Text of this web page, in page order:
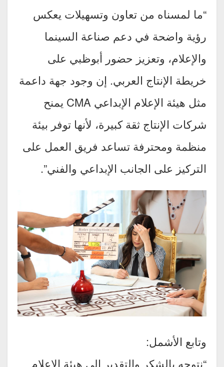
“ما لمسناه من تعاون وتسهيلات يعكس
رؤية واضحة في دعم صناعة السينما
والإعلام، وتعزيز حضور أبوظبي على
خريطة الإنتاج العربي. إن وجود جهة داعمة
مثل هيئة الإعلام الإبداعي CMA يمنح
شركات الإنتاج ثقة كبيرة، لأنها توفر بيئة
منظمة ومحترفة تساعد فريق العمل على
التركيز على الجانب الإبداعي والفني”.
وتابع الأشمل:
“نتوجه بالشكر والتقدير إلى هيئة الإعلام